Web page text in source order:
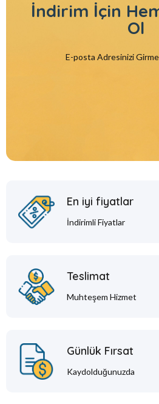
İndirim İçin
Ol
E-posta Adresinizi
En iyi fiyatlar
İndirimli Fiyatlar
Teslimat
Muhteşem Hizmet
Günlük Fırsat
Kaydolduğunuzda